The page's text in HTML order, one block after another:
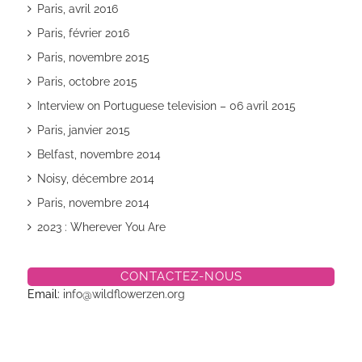
Paris, avril 2016
Paris, février 2016
Paris, novembre 2015
Paris, octobre 2015
Interview on Portuguese television – 06 avril 2015
Paris, janvier 2015
Belfast, novembre 2014
Noisy, décembre 2014
Paris, novembre 2014
2023 : Wherever You Are
CONTACTEZ-NOUS
Email: info@wildflowerzen.org